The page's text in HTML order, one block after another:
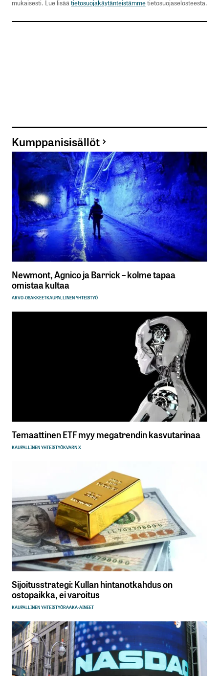
mukaisesti. Lue lisää tietosuojakäytänteistämmetietosuojaselosteesta.
Kumppanisisällöt
Newmont, Agnico ja Barrick – kolme tapaa
omistaa kultaa
ARVO-OSAKKEETKAUPALLINEN YHTEISTYÖ
Temaattinen ETF myy megatrendin kasvutarinaa
KAUPALLINEN YHTEISTYÖKVARN X
Sijoitusstrategi: Kullan hintanotkahdus on
ostopaikka, ei varoitus
KAUPALLINEN YHTEISTYÖRAAKA-AINEET